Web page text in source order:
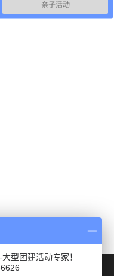
亲子活动
型团建活动专家！